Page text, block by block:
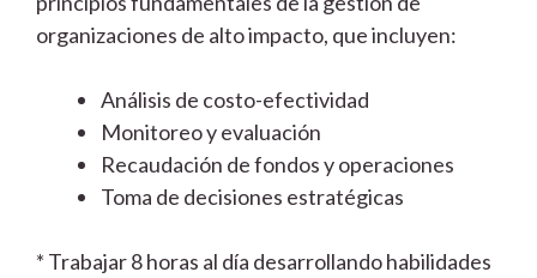
organizaciones de alto impacto, que incluyen:
Análisis de costo-efectividad
Monitoreo y evaluación
Recaudación de fondos y operaciones
Toma de decisiones estratégicas
* Trabajar 8 horas al día desarrollando habilidades